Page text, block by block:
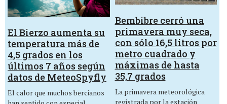
El Bierzo aumenta su
temperatura más de
4,5 grados en los
últimos 7 años según
datos de MeteoSpyfly
El calor que muchos bercianos
Bembibre cerró una
primavera muy seca,
con sólo 16,5 litros por
metro cuadrado y
máximas de hasta
35,7 grados
La primavera meteorológica
registrada por la estación